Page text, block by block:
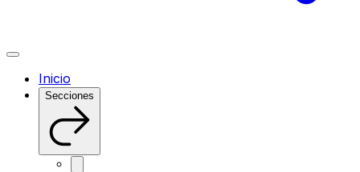
Inicio
Secciones